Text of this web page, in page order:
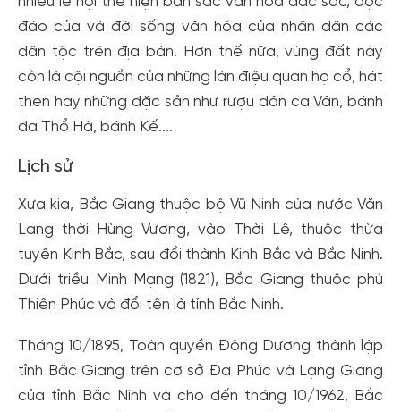
đáo của và đời sống văn hóa của nhân dân các
dân tộc trên địa bàn. Hơn thế nữa, vùng đất này
còn là cội nguồn của những làn điệu quan họ cổ, hát
then hay những đặc sản như rượu dân ca Vân, bánh
đa Thổ Hà, bánh Kế....
Lịch sử
Xưa kia, Bắc Giang thuộc bộ Vũ Ninh của nước Văn
Lang thời Hùng Vương, vào Thời Lê, thuộc thừa
tuyên Kinh Bắc, sau đổi thành Kinh Bắc và Bắc Ninh.
Dưới triều Minh Mạng (1821), Bắc Giang thuộc phủ
Thiên Phúc và đổi tên là tỉnh Bắc Ninh.
Tháng 10/1895, Toàn quyền Đông Dương thành lập
tỉnh Bắc Giang trên cơ sở Đa Phúc và Lạng Giang
của tỉnh Bắc Ninh và cho đến tháng 10/1962, Bắc